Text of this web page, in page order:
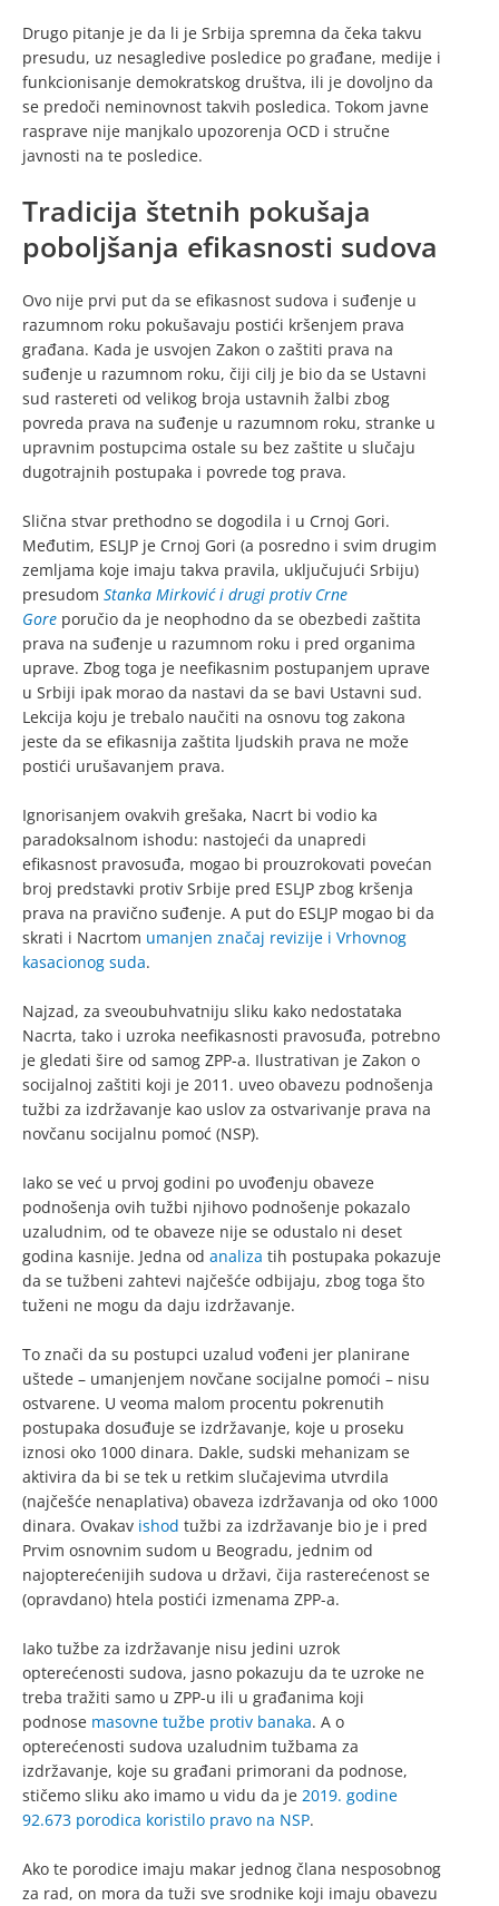
Drugo pitanje je da li je Srbija spremna da čeka takvu
presudu, uz nesagledive posledice po građane, medije i
funkcionisanje demokratskog društva, ili je dovoljno da
se predoči neminovnost takvih posledica. Tokom javne
rasprave nije manjkalo upozorenja OCD i stručne
javnosti na te posledice.
Tradicija štetnih pokušaja
poboljšanja efikasnosti sudova
Ovo nije prvi put da se efikasnost sudova i suđenje u
razumnom roku pokušavaju postići kršenjem prava
građana. Kada je usvojen Zakon o zaštiti prava na
suđenje u razumnom roku, čiji cilj je bio da se Ustavni
sud rastereti od velikog broja ustavnih žalbi zbog
povreda prava na suđenje u razumnom roku, stranke u
upravnim postupcima ostale su bez zaštite u slučaju
dugotrajnih postupaka i povrede tog prava.
Slična stvar prethodno se dogodila i u Crnoj Gori.
Međutim, ESLJP je Crnoj Gori (a posredno i svim drugim
zemljama koje imaju takva pravila, uključujući Srbiju)
presudom Stanka Mirković i drugi protiv Crne
Gore poručio da je neophodno da se obezbedi zaštita
prava na suđenje u razumnom roku i pred organima
uprave. Zbog toga je neefikasnim postupanjem uprave
u Srbiji ipak morao da nastavi da se bavi Ustavni sud.
Lekcija koju je trebalo naučiti na osnovu tog zakona
jeste da se efikasnija zaštita ljudskih prava ne može
postići urušavanjem prava.
Ignorisanjem ovakvih grešaka, Nacrt bi vodio ka
paradoksalnom ishodu: nastojeći da unapredi
efikasnost pravosuđa, mogao bi prouzrokovati povećan
broj predstavki protiv Srbije pred ESLJP zbog kršenja
prava na pravično suđenje. A put do ESLJP mogao bi da
skrati i Nacrtom umanjen značaj revizije i Vrhovnog
kasacionog suda.
Najzad, za sveoubuhvatniju sliku kako nedostataka
Nacrta, tako i uzroka neefikasnosti pravosuđa, potrebno
je gledati šire od samog ZPP-a. Ilustrativan je Zakon o
socijalnoj zaštiti koji je 2011. uveo obavezu podnošenja
tužbi za izdržavanje kao uslov za ostvarivanje prava na
novčanu socijalnu pomoć (NSP).
Iako se već u prvoj godini po uvođenju obaveze
podnošenja ovih tužbi njihovo podnošenje pokazalo
uzaludnim, od te obaveze nije se odustalo ni deset
godina kasnije. Jedna od analiza tih postupaka pokazuje
da se tužbeni zahtevi najčešće odbijaju, zbog toga što
tuženi ne mogu da daju izdržavanje.
To znači da su postupci uzalud vođeni jer planirane
uštede – umanjenjem novčane socijalne pomoći – nisu
ostvarene. U veoma malom procentu pokrenutih
postupaka dosuđuje se izdržavanje, koje u proseku
iznosi oko 1000 dinara. Dakle, sudski mehanizam se
aktivira da bi se tek u retkim slučajevima utvrdila
(najčešće nenaplativa) obaveza izdržavanja od oko 1000
dinara. Ovakav ishod tužbi za izdržavanje bio je i pred
Prvim osnovnim sudom u Beogradu, jednim od
najopterećenijih sudova u državi, čija rasterećenost se
(opravdano) htela postići izmenama ZPP-a.
Iako tužbe za izdržavanje nisu jedini uzrok
opterećenosti sudova, jasno pokazuju da te uzroke ne
treba tražiti samo u ZPP-u ili u građanima koji
podnose masovne tužbe protiv banaka. A o
opterećenosti sudova uzaludnim tužbama za
izdržavanje, koje su građani primorani da podnose,
stičemo sliku ako imamo u vidu da je 2019. godine
92.673 porodica koristilo pravo na NSP.
Ako te porodice imaju makar jednog člana nesposobnog
za rad, on mora da tuži sve srodnike koji imaju obavezu